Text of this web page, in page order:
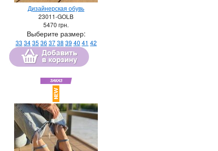
Дизайнерская обувь
23011-GOLB
5470 грн.
Выберите размер:
33 3435 36 3738 39 40 41 42